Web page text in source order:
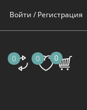
Войти / Регистрация
0 0 0